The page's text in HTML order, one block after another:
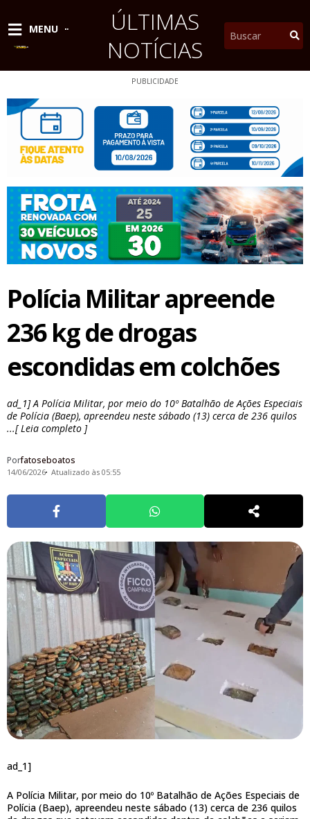
conteúdo
MENU
ÚLTIMAS
NOTÍCIAS
Pesquisar
PUBLICIDADE
Polícia Militar apreende
236 kg de drogas
escondidas em colchões
ad_1] A Polícia Militar, por meio do 10º Batalhão de Ações Especiais
de Polícia (Baep), apreendeu neste sábado (13) cerca de 236 quilos
...[ Leia completo ]
Porfatoseboatos
14/06/2026 Atualizado às 05:55
ad_1]
A Polícia Militar, por meio do 10º Batalhão de Ações Especiais de
Polícia (Baep), apreendeu neste sábado (13) cerca de 236 quilos